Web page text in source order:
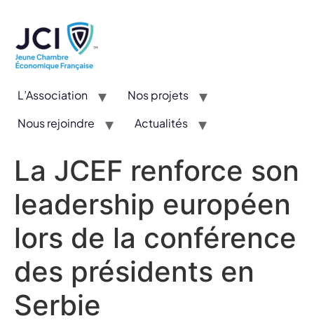
L’Association
Nos projets
Nous rejoindre
Actualités
La JCEF renforce son
leadership européen
lors de la conférence
des présidents en
Serbie